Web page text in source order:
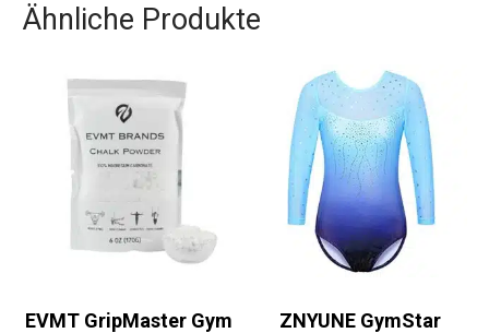
Ähnliche Produkte
EVMT GripMaster Gym
ZNYUNE GymStar